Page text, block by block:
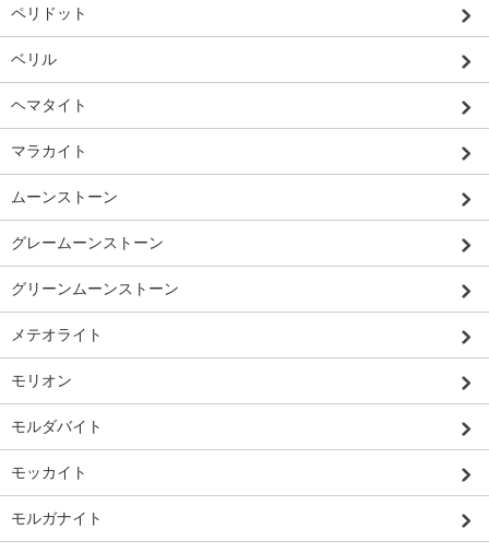
ペリドット
ベリル
ヘマタイト
マラカイト
ムーンストーン
グレームーンストーン
グリーンムーンストーン
メテオライト
モリオン
モルダバイト
モッカイト
モルガナイト